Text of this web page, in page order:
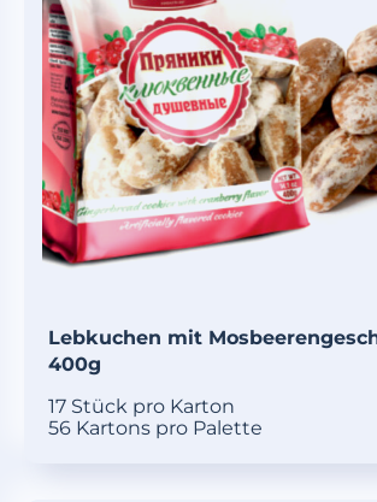
Lebkuchen mit
400g
17 Stück pro Karton
56 Kartons pro Palette